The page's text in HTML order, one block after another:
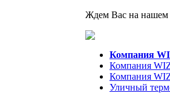
Ждем Вас на нашем
Компания
Компания
Компания
Уличный